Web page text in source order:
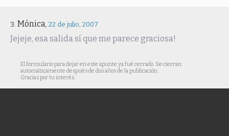
Mónica, 22 de julio, 2007
Jejeje, esa salida sí que me parece graciosa!
El formulario para dejar en este apunte ya fué cerrado. Se cierran
automáticamente después de dos años de la publicación.
Gracias por tu interés.